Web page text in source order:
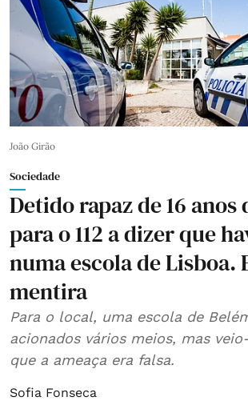
João Girão
Sociedade
Detido rapaz de 16
para o 112 a dizer que
numa escola de Lisboa.
mentira
Para o local, uma escola de
acionados vários meios, mas
que a ameaça era falsa.
Sofia Fonseca